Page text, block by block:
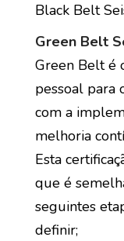
Black Belt
Green Belt
Green Belt é
pessoal para
com a
melhoria
Esta
que é
seguintes
definir;